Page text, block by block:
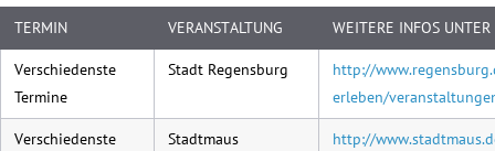
TERMIN VERANSTALTUNG WEITERE INFOS UNTER
Verschiedenste
Termine
Stadt Regensburg
http://
erleben/
Verschiedenste
Stadtmaus
http://